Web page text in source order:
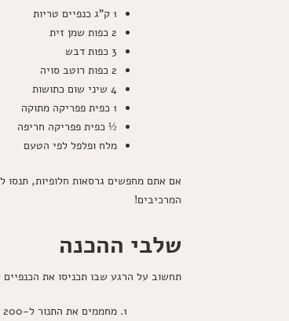
1 ק"ג כנפיים טריות
2 כפות שמן זית
3 כפות דבש
2 כפות רוטב סויה
4 שיני שום כתושות
1 כפית פפריקה מתוקה
½ כפית פפריקה חריפה
מלח ופלפל לפי הטעם
אם אתם מחפשים גרסאות חלופיות, תנסו
המרכיבים!
שלבי ההכנה
תחשוב על הרגע שבו תכניסו את הכנפיים
מחממים את התנור ל-200 מעלות צלזיוס